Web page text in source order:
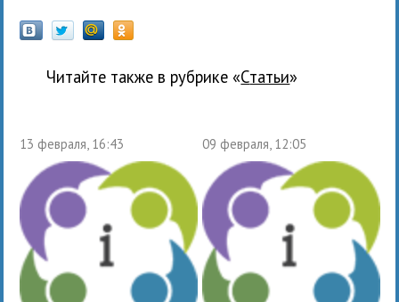
Читайте также в рубрике « Статьи»
13 февраля, 16:43 09 февраля, 12:05